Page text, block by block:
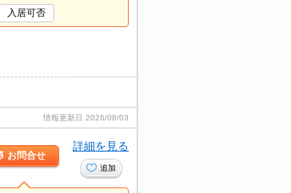
入居可否
情報更新日 2026/08/03
お問合せ
詳細を見る
追加